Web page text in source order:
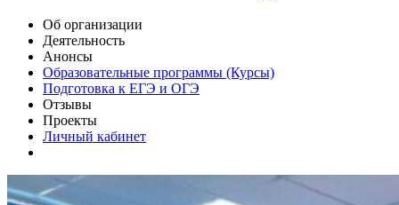
Об организации
Деятельность
Анонсы
Образовательные программы (Курсы)
Подготовка к ЕГЭ и ОГЭ
Отзывы
Проекты
Личный кабинет